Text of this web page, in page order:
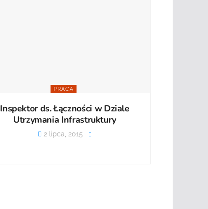
PRACA
Inspektor ds. Łączności w Dziale
Utrzymania Infrastruktury
2 lipca, 2015